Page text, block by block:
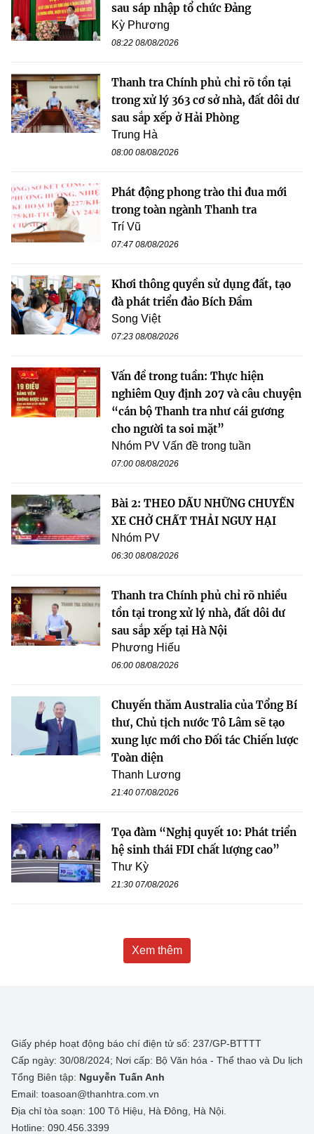
sau sáp nhập tổ chức Đảng
Kỳ Phương
08:22 08/08/2026
Thanh tra Chính phủ chỉ rõ tồn tại
trong xử lý 363 cơ sở nhà, đất dôi dư
sau sắp xếp ở Hải Phòng
Trung Hà
08:00 08/08/2026
Phát động phong trào thi đua mới
trong toàn ngành Thanh tra
Trí Vũ
07:47 08/08/2026
Khơi thông quyền sử dụng đất, tạo
đà phát triển đảo Bích Đầm
Song Việt
07:23 08/08/2026
Vấn đề trong tuần: Thực hiện
nghiêm Quy định 207 và câu chuyện
“cán bộ Thanh tra như cái gương
cho người ta soi mặt”
Nhóm PV Vấn đề trong tuần
07:00 08/08/2026
Bài 2: THEO DẤU NHỮNG CHUYẾN
XE CHỞ CHẤT THẢI NGUY HẠI
Nhóm PV
06:30 08/08/2026
Thanh tra Chính phủ chỉ rõ nhiều
tồn tại trong xử lý nhà, đất dôi dư
sau sắp xếp tại Hà Nội
Phương Hiếu
06:00 08/08/2026
Chuyến thăm Australia của Tổng Bí
thư, Chủ tịch nước Tô Lâm sẽ tạo
xung lực mới cho Đối tác Chiến lược
Toàn diện
Thanh Lương
21:40 07/08/2026
Tọa đàm “Nghị quyết 10: Phát triển
hệ sinh thái FDI chất lượng cao”
Thư Kỳ
21:30 07/08/2026
Xem thêm
Giấy phép hoạt động báo chí điện tử số: 237/GP-BTTTT
Cấp ngày: 30/08/2024; Nơi cấp: Bộ Văn hóa - Thể thao và Du lịch
Tổng Biên tập: Nguyễn Tuấn Anh
Email: toasoan@thanhtra.com.vn
Địa chỉ tòa soạn: 100 Tô Hiệu, Hà Đông, Hà Nội.
Hotline: 090.456.3399